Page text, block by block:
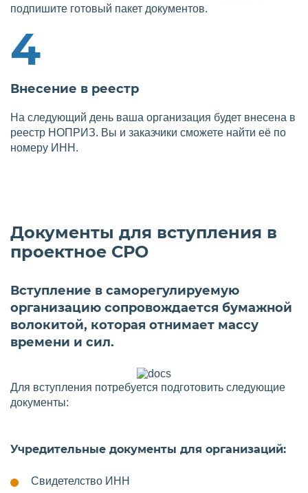
подпишите готовый пакет документов.
4
Внесение в реестр
На следующий день ваша организация будет внесена в
реестр НОПРИЗ. Вы и заказчики сможете найти её по
номеру ИНН.
Документы для вступления в
проектное СРО
Вступление в саморегулируемую
организацию сопровождается бумажной
волокитой, которая отнимает массу
времени и сил.
Для вступления потребуется подготовить следующие
документы:
Учредительные документы для организаций:
Свидетелство ИНН